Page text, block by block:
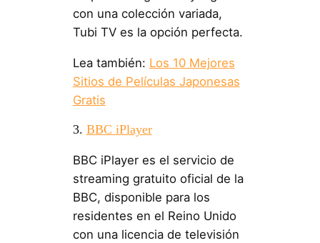
con una colección variada,
Tubi TV es la opción perfecta.
Lea también: Los 10 Mejores
Sitios de Películas Japonesas
Gratis
3. BBC iPlayer
BBC iPlayer es el servicio de
streaming gratuito oficial de la
BBC, disponible para los
residentes en el Reino Unido
con una licencia de televisión